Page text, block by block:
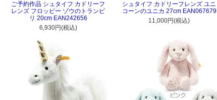
ご予約作品 シュタイフ カドリーフ
レンズ フロッピー ゾウのトランピ
リ 20cm EAN242656
6,930円(税込)
シュタイフ カドリーフレンズ ユニ
コーンのユニカ 27cm EAN067679
11,000円(税込)